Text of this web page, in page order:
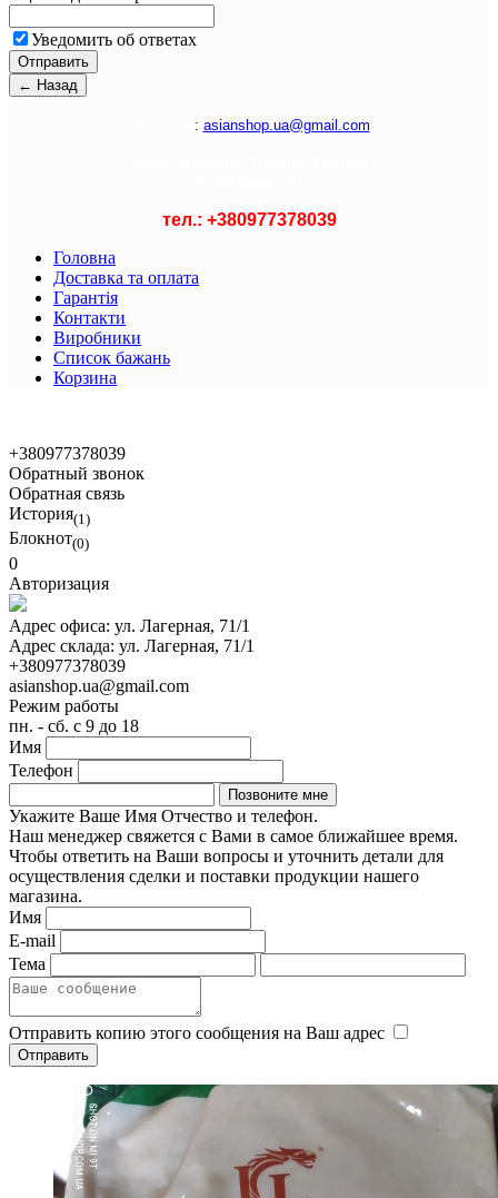
Уведомить об ответах
: asianshop.ua@gmail.com
тел.: +380977378039
Головна
Доставка та оплата
Гарантія
Контакти
Виробники
Список бажань
Корзина
+380977378039
Обратный звонок
Обратная связь
История(1)
Блокнот(0)
0
Авторизация
Адрес офиса: ул. Лагерная, 71/1
Адрес склада: ул. Лагерная, 71/1
+380977378039
asianshop.ua@gmail.com
Режим работы
пн. - сб. с 9 до 18
Имя
Телефон
Укажите Ваше Имя Отчество и телефон.
Наш менеджер свяжется с Вами в самое ближайшее время.
Чтобы ответить на Ваши вопросы и уточнить детали для
осуществления сделки и поставки продукции нашего
магазина.
Имя
E-mail
Тема
Отправить копию этого сообщения на Ваш адрес